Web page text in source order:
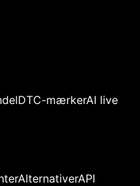
DTC-mærkerAI live
AlternativerAPI